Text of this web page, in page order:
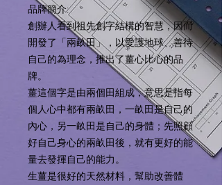
品牌簡介:
創辦人看到祖先創字結構的智慧，因而
開發了「兩畝田」，以愛護地球、善待
自己的為理念，推出了薑心比心的品
牌。
薑這個字是由兩個田組成，意思是指每
個人心中都有兩畝田，一畝田是自己的
內心，另一畝田是自己的身體；先照顧
好自己身心的兩畝田後，就有更好的能
量去發揮自己的能力。
生薑是很好的天然材料，幫助改善體